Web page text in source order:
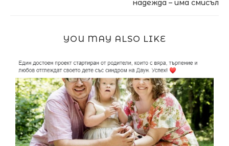
надежда – има смисъл
YOU MAY ALSO LIKE